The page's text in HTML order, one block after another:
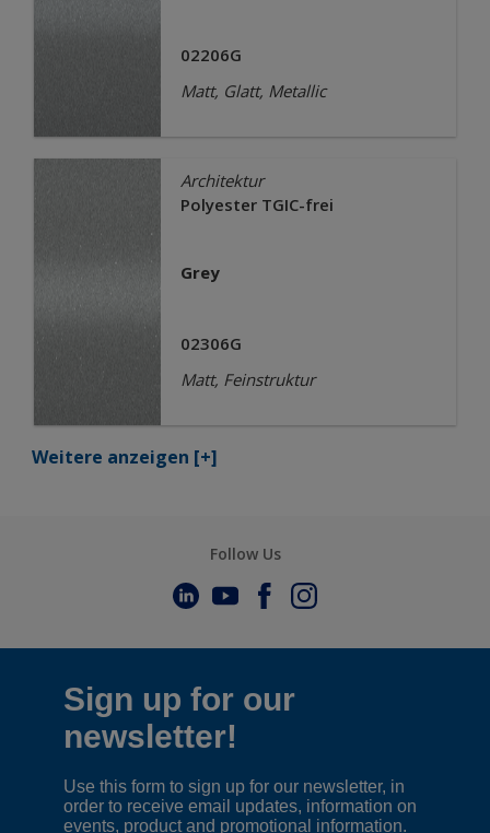
02206G
Matt, Glatt, Metallic
Architektur
Polyester TGIC-frei
Grey
02306G
Matt, Feinstruktur
Weitere anzeigen [+]
Follow Us